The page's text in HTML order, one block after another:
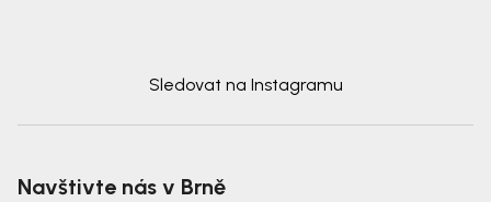
Sledovat na Instagramu
Navštivte nás v Brně